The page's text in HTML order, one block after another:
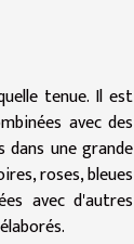
tenue. Il est
avec des
dans une grande
roses, bleues
avec d'autres